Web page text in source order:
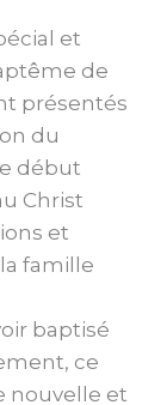
et
de
présentés
du
début
Christ
et
famille
baptisé
ce
nouvelle et